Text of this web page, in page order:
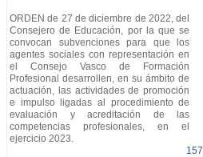
ORDEN de 27 de diciembre de 2022, del
Consejero de Educación, por la que se
convocan subvenciones para que los
agentes sociales con representación en
el Consejo Vasco de Formación
Profesional desarrollen, en su ámbito de
actuación, las actividades de promoción
e impulso ligadas al procedimiento de
evaluación y acreditación de las
competencias profesionales, en el
ejercicio 2023.
157